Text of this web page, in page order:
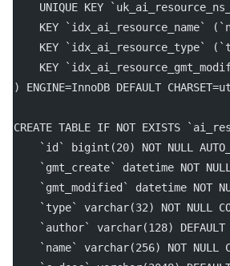
UNIQUE KEY
KEY
`idx_ai_resource_name` (
KEY
`idx_ai_resource_type` (
KEY
) ENGINE=InnoDB DEFAULT CHARSET=
CREATE TABLE IF NOT EXISTS
`id`
bigint (20) NOT NULL
`gmt_create`
datetime NOT NULL
`gmt_modified`
datetime NOT
`type`
varchar(32) NOT NULL
`author`
varchar(128) DEFAULT
`name`
varchar(256) NOT NULL